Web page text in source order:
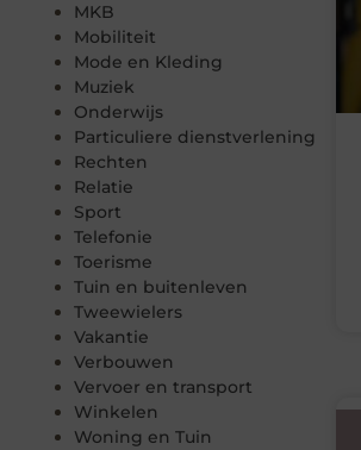
MKB
Mobiliteit
Mode en Kleding
Muziek
Onderwijs
Particuliere dienstverlening
Rechten
Relatie
Sport
Telefonie
Toerisme
Tuin en buitenleven
Tweewielers
Vakantie
Verbouwen
Vervoer en transport
Winkelen
Woning en Tuin